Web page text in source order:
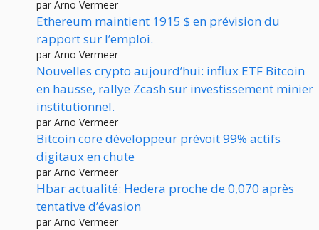
par Arno Vermeer
Ethereum maintient 1915 $ en prévision du
rapport sur l’emploi.
par Arno Vermeer
Nouvelles crypto aujourd’hui: influx ETF Bitcoin
en hausse, rallye Zcash sur investissement minier
institutionnel.
par Arno Vermeer
Bitcoin core développeur prévoit 99% actifs
digitaux en chute
par Arno Vermeer
Hbar actualité: Hedera proche de 0,070 après
tentative d’évasion
par Arno Vermeer